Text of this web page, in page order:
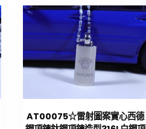
AT00075☆雷射圖案實心西德